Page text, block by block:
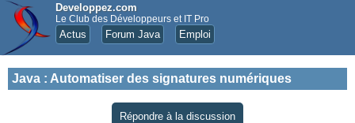
Developpez.com
Le Club des Développeurs et IT Pro
Actus Forum Java Emploi
Java : Automatiser des signatures numériques
Répondre à la discussion